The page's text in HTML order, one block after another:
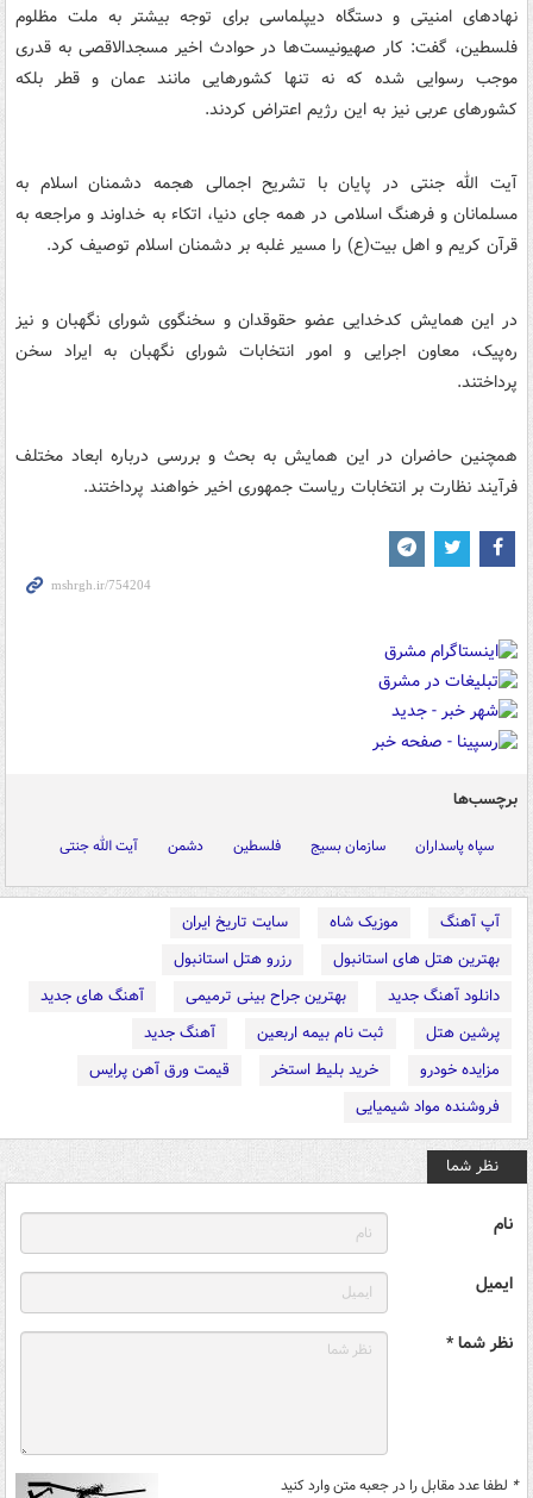
نهادهای امنیتی و دستگاه دیپلماسی برای توجه بیشتر به ملت مظلوم
فلسطین، گفت: کار صهیونیست‌ها در حوادث اخیر مسجدالاقصی به قدری
موجب رسوایی شده که نه تنها کشورهایی مانند عمان و قطر بلکه
کشورهای عربی نیز به این رژیم اعتراض کردند.
آیت الله جنتی در پایان با تشریح اجمالی هجمه دشمنان اسلام به
مسلمانان و فرهنگ اسلامی در همه جای دنیا، اتکاء به خداوند و مراجعه به
قرآن کریم و اهل بیت(ع) را مسیر غلبه بر دشمنان اسلام توصیف کرد.
در این همایش کدخدایی عضو حقوقدان و سخنگوی شورای نگهبان و نیز
ره‌پیک، معاون اجرایی و امور انتخابات شورای نگهبان به ایراد سخن
پرداختند.
همچنین حاضران در این همایش به بحث و بررسی درباره ابعاد مختلف
فرآیند نظارت بر انتخابات ریاست جمهوری اخیر خواهند پرداختند.
برچسب‌ها
سپاه پاسداران سازمان بسیج فلسطین دشمن آیت الله جنتی
آپ آهنگ موزیک شاه
سایت تاریخ ایران
بهترین هتل های استانبول
رزرو هتل استانبول
دانلود آهنگ جدید
بهترین جراح بینی ترمیمی
آهنگ های جدید
پرشین هتل
ثبت نام بیمه اربعین
آهنگ جدید
مزایده خودرو
خرید بلیط استخر
قیمت ورق آهن پرایس
فروشنده مواد شیمیایی
نظر شما
نام
ایمیل
نظر شما *
* لطفا عدد مقابل را در جعبه متن وارد کنید